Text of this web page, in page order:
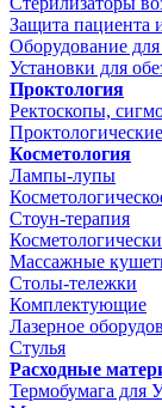
Защита пациента
Оборудование
Установки для
Проктология
Ректоскопы,
Косметология
Лампы-лупы
Стоун-терапия
Массажные
Столы-тележки
Комплектующие
Лазерное
Стулья
Расходные
Термобумага для